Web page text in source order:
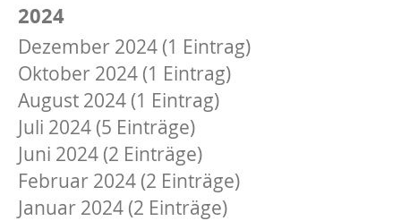
2024
Dezember 2024 (1 Eintrag)
Oktober 2024 (1 Eintrag)
August 2024 (1 Eintrag)
Juli 2024 (5 Einträge)
Juni 2024 (2 Einträge)
Februar 2024 (2 Einträge)
Januar 2024 (2 Einträge)